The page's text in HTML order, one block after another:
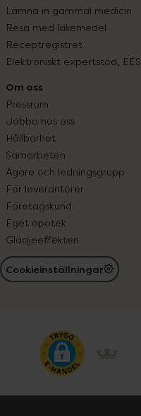
Lämna in gammal medicin
Resa med läkemedel
Receptregistret
Elektroniskt expertstöd, EES
Om oss
Pressrum
Jobba hos oss
Hållbarhet
Samarbeten
Ägare och ledningsgrupp
För leverantörer
Företagskund
Eget apotek
Glädjeeffekten
Cookieinställningar